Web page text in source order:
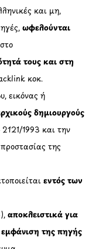
και μη,
ωφελούνται
τους και στη
κοκ.
εικόνας ή
δημιουργούς
1993 και την
της
εντός των
αποκλειστικά για
εμφάνιση της πηγής